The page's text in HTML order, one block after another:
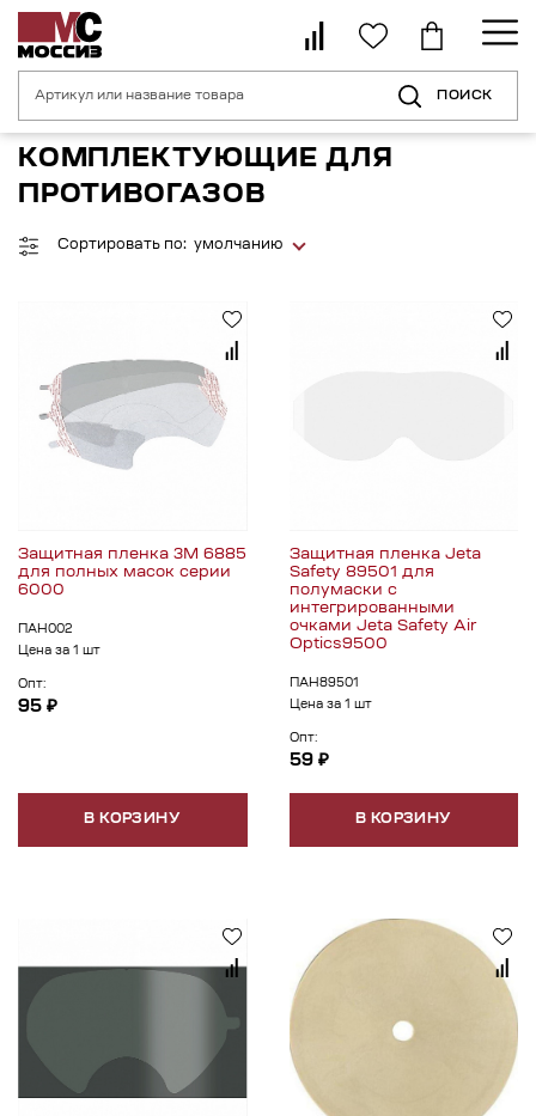
ПОИСК
Главная страница Средства индивидуальной защиты
КОМПЛЕКТУЮЩИЕ ДЛЯ
ПРОТИВОГАЗОВ
Сортировать по: умолчанию
Защитная пленка 3М 6885
для полных масок серии
6000
ПАН002
Цена за 1 шт
Опт:
95 ₽
В КОРЗИНУ
Защитная пленка Jeta
Safety 89501 для
полумаски с
интегрированными
очками Jeta Safety Air
Optics9500
ПАН89501
Цена за 1 шт
Опт:
59 ₽
В КОРЗИНУ